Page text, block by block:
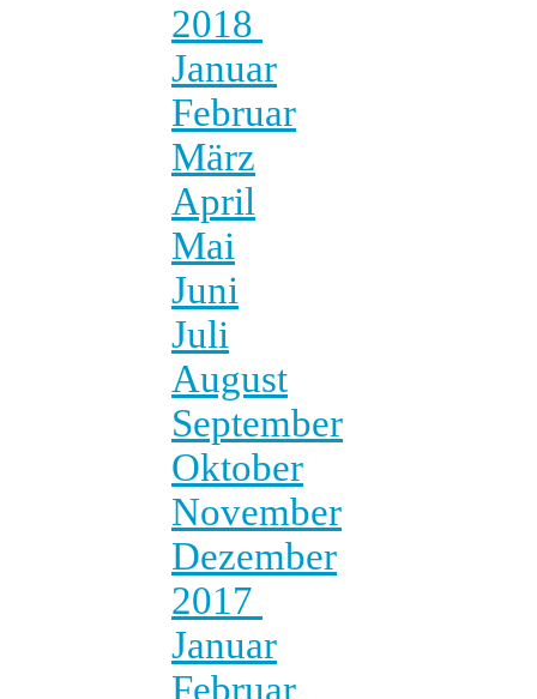
2018
Januar
Februar
März
April
Mai
Juni
Juli
August
September
Oktober
November
Dezember
2017
Januar
Februar